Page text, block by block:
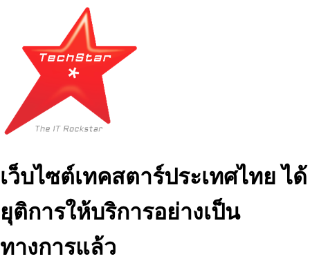
เว็บไซต์เทคสตาร์ประเทศไทย ได้
ยุติการให้บริการอย่างเป็น
ทางการแล้ว